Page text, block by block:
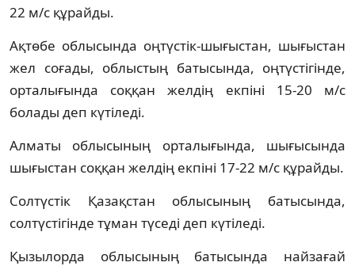
22 м/с құрайды.
Ақтөбе облысында оңтүстік-шығыстан, шығыстан
жел соғады, облыстың батысында, оңтүстігінде,
орталығында соққан желдің екпіні 15-20 м/с
болады деп күтіледі.
Алматы облысының орталығында, шығысында
шығыстан соққан желдің екпіні 17-22 м/с құрайды.
Солтүстік Қазақстан облысының батысында,
солтүстігінде тұман түседі деп күтіледі.
Қызылорда облысының батысында найзағай